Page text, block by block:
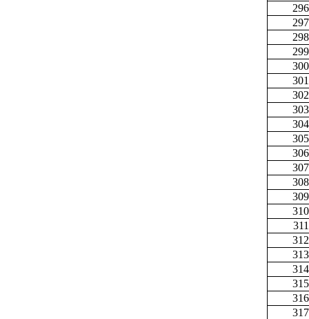
296
297
298
299
300
301
302
303
304
305
306
307
308
309
310
311
312
313
314
315
316
317